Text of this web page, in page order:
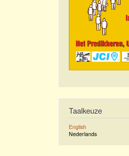
Taalkeuze
English
Nederlands